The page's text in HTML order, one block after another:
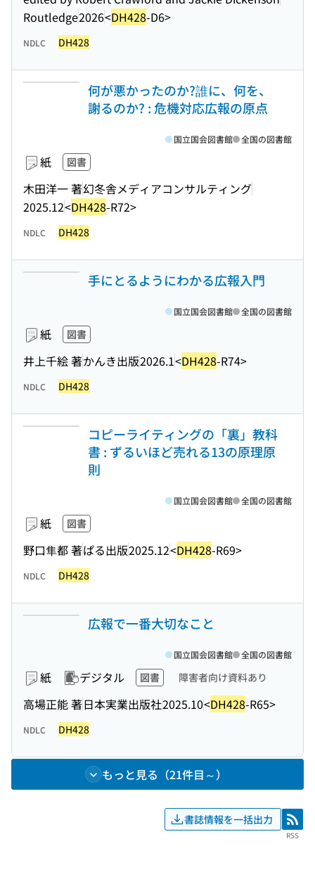
Routledge2026<DH428-D6>
NDLC DH428
何が悪かったのか?誰に、何を、
謝るのか? : 危機対応広報の原点
紙 図書
木田洋一 著幻冬舎メディアコンサルティング
2025.12<DH428-R72>
国立国会図書館 全国の図書館
NDLC DH428
手にとるようにわかる広報入門
紙 図書
井上千絵 著かんき出版2026.1<DH428-R74>
国立国会図書館 全国の図書館
NDLC DH428
コピーライティングの「裏」教科
書 : ずるいほど売れる13の原理原
則
紙 図書
野口隼都 著ぱる出版2025.12<DH428-R69>
国立国会図書館 全国の図書館
NDLC DH428
広報で一番大切なこと
紙 デジタル 図書 障害者向け資料あり
高場正能 著日本実業出版社2025.10<DH428-R65>
国立国会図書館 全国の図書館
NDLC DH428
もっと見る（21件目～）
書誌情報を一括出力 RSS
RSS